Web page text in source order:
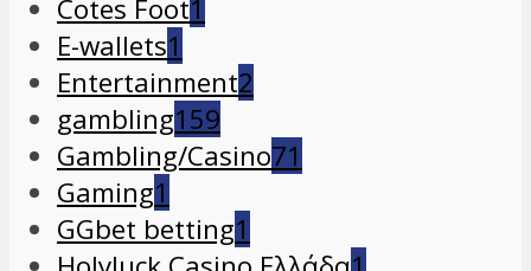
Cotes Foot1
E-wallets1
Entertainment2
gambling159
Gambling/Casino71
Gaming1
GGbet betting1